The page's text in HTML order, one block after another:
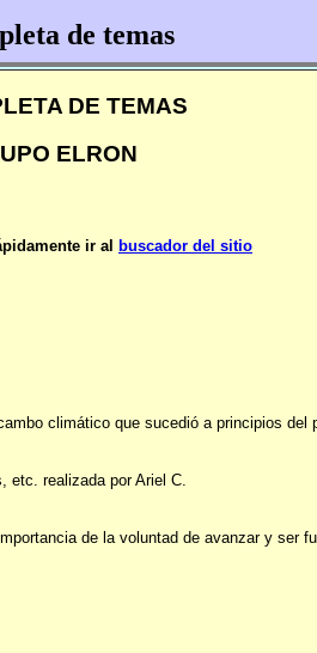
de temas
DE TEMAS
ELRON
ir al buscador del sitio
climático que sucedió a principios
etc. realizada por Ariel C.
de la voluntad de avanzar y ser